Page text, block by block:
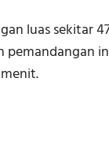
luas sekitar